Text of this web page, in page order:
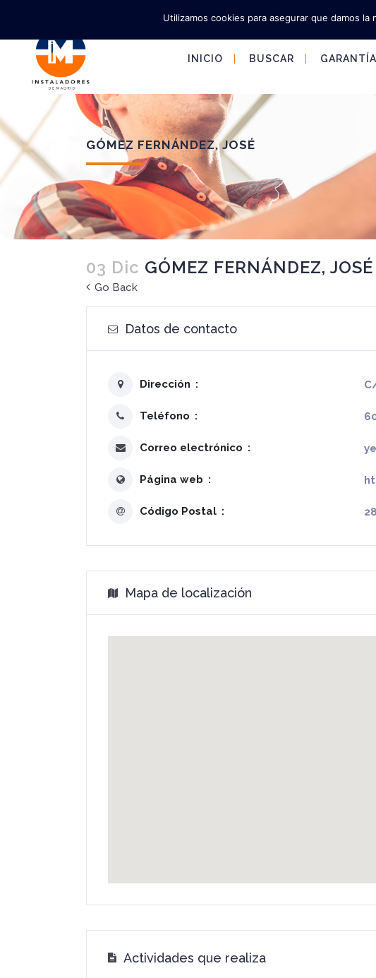
INICIO BUSCAR
GÓMEZ FERNÁNDEZ, JOSÉ
03 Dic GÓMEZ FERNÁNDEZ, JOSÉ
Go Back
Datos de contacto
Dirección
Teléfono
Correo electrónico
Página web
Código Postal
Mapa de localización
Actividades que realiza
Utilizamos cookies para asegurar que damos